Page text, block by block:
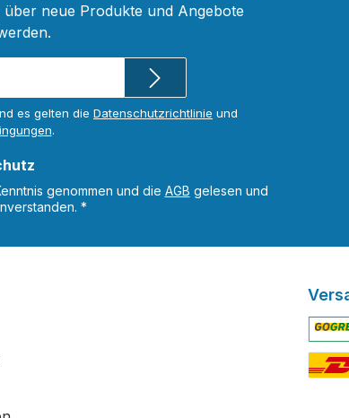
neue Produkte und Angebote
es gelten die Datenschutzrichtlinie und
.
genommen und die AGB gelesen und
*